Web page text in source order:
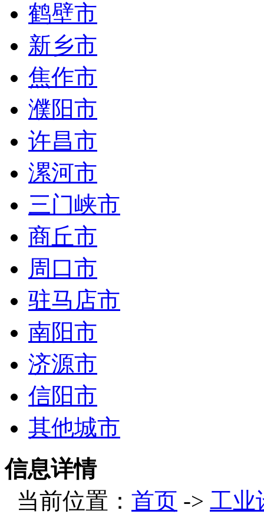
鹤壁市
新乡市
焦作市
濮阳市
许昌市
漯河市
三门峡市
商丘市
周口市
驻马店市
南阳市
济源市
信阳市
其他城市
信息详情
当前位置： 首页 -> 工业